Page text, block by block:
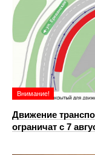
Внимание!
Движение
ограничат с 7